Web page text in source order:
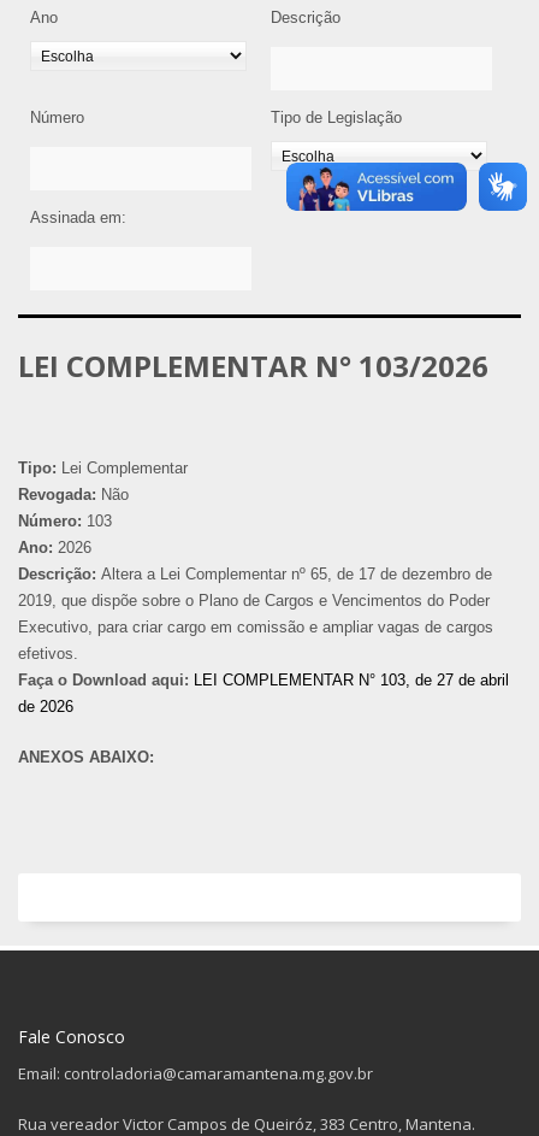
Ano Descrição
Número Tipo de Legislação
Assinada em:
LEI COMPLEMENTAR N° 103/2026
Tipo: Lei Complementar
Revogada: Não
Número: 103
Ano: 2026
Descrição: Altera a Lei Complementar nº 65, de 17 de dezembro de
2019, que dispõe sobre o Plano de Cargos e Vencimentos do Poder
Executivo, para criar cargo em comissão e ampliar vagas de cargos
efetivos.
Faça o Download aqui: LEI COMPLEMENTAR N° 103, de 27 de abril
de 2026
ANEXOS ABAIXO:
Fale Conosco
Email: controladoria@camaramantena.mg.gov.br
Rua vereador Victor Campos de Queiróz, 383 Centro, Mantena.